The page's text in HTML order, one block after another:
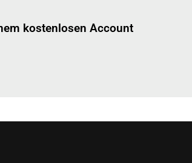
kostenlosen Account